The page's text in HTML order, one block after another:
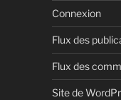
Connexion
Flux des
Flux des
Site de